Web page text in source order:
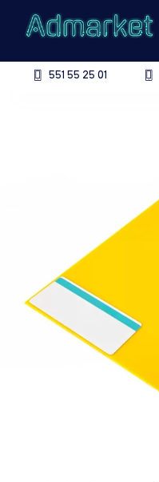
551 55 25 01